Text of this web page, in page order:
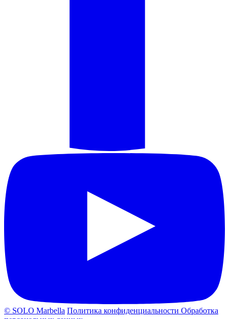
© SOLO Marbella Политика конфиденциальности Обработка